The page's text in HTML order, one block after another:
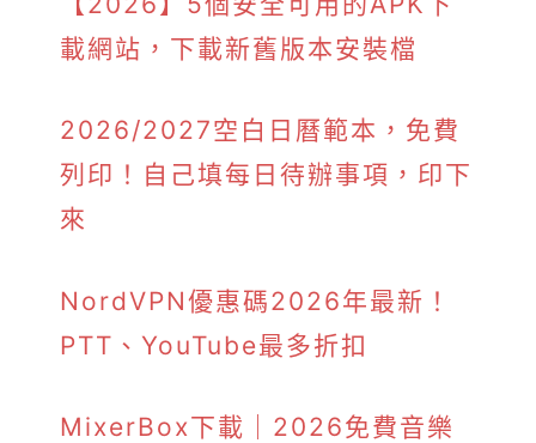
載網站，下載新舊版本安裝檔
2026/2027空白日曆範本，免費
列印！自己填每日待辦事項，印下
來
NordVPN優惠碼2026年最新！
PTT、YouTube最多折扣
MixerBox下載｜2026免費音樂